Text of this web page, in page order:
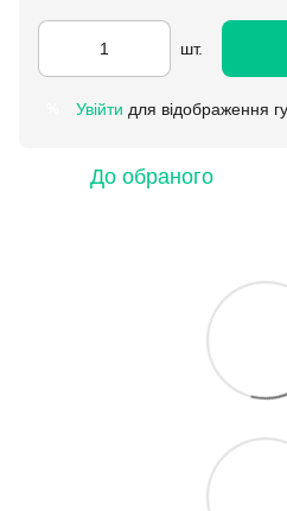
шт.
Увійти для відображення
До обраного